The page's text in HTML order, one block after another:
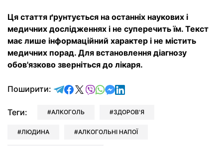
Ця стаття ґрунтується на останніх наукових і
медичних дослідженнях і не суперечить їм. Текст
має лише інформаційний характер і не містить
медичних порад. Для встановлення діагнозу
обов'язково зверніться до лікаря.
Поширити: відправити у Telegram
поділитись у Facebook
поділитись у X
відправити у Viber
відправити у Whatsapp
відправити у Messenger
відправити у LinkedIn
Теги: АЛКОГОЛЬ ЗДОРОВ'Я
ЛЮДИНА АЛКОГОЛЬНІ НАПОЇ